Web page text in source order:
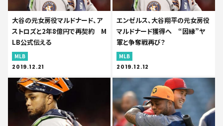
大谷の元女房役マルドナード、ア
ストロズと2年8億円で再契約 M
LB公式伝える
MLB
2019.12.21
エンゼルス、大谷翔平の元女房役
マルドナード獲得へ “因縁”ヤ
軍と争奪戦再び？
MLB
2019.12.12